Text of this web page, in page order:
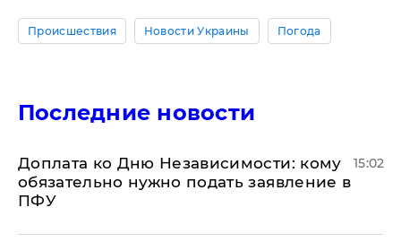
Происшествия Новости Украины Погода
Последние новости
Доплата ко Дню Независимости: кому
обязательно нужно подать заявление в
ПФУ
15:02